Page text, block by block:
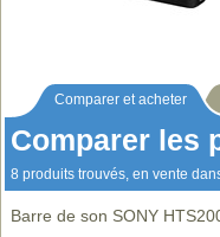
Comparer et acheter
Comparer les
8 produits trouvés, en vente
Barre de son SONY